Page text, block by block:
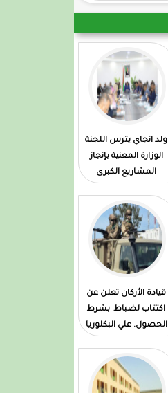
ولد انجاي يترس اللجنة
الوزارة المعنية بإنجاز
المشاريع الكبرى
قيادة الأركان تعلن عن
اكتتاب لضباط. بشرط
الحصول. علي البكلوريا